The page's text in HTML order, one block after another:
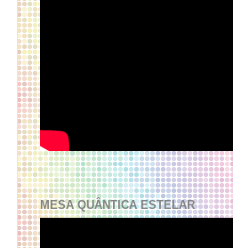
MESA QUÂNTICA ESTELAR